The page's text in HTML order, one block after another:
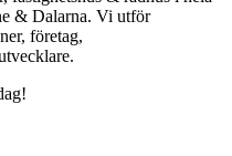
& Dalarna. Vi utför
företag,